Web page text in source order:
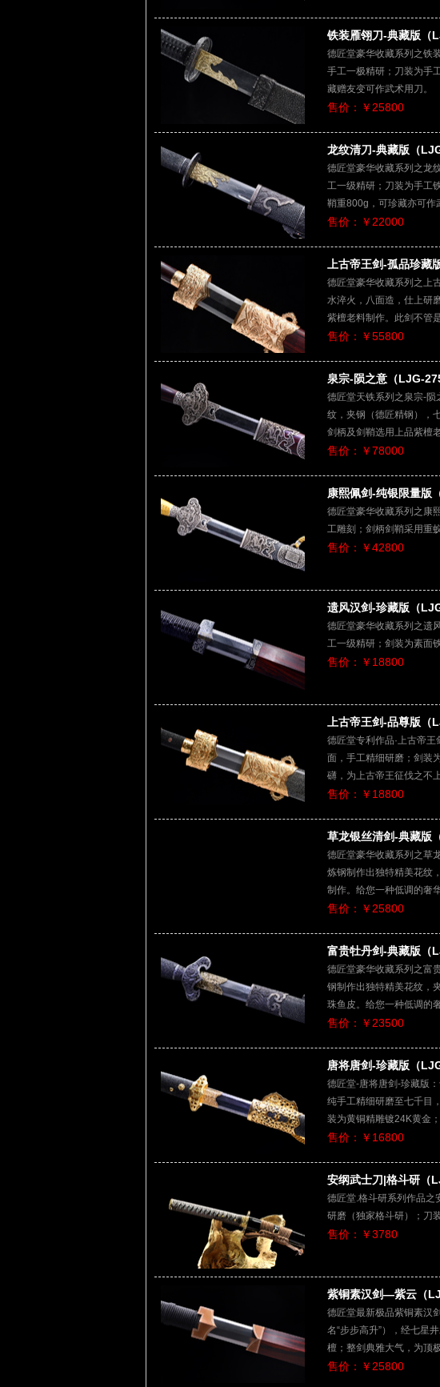
铁装雁翎刀-典藏版（
德匠堂豪华收藏系列之铁
手工一极精研；刀装为手
藏赠友变可作武术用刀。
售价：￥25800
龙纹清刀-典藏版（
德匠堂豪华收藏系列之龙
工一级精研；刀装为手工
鞘重800g，可珍藏亦可作
售价：￥22000
上古帝王剑-孤品珍藏
德匠堂豪华收藏系列之上
水淬火，八面造，仕上研
紫檀老料制作。此剑不管
售价：￥55800
泉宗-陨之意（LJG-
德匠堂天铁系列之泉宗-
纹，夹钢（德匠精钢），
剑柄及剑鞘选用上品紫檀
售价：￥78000
康熙佩剑-纯银限量版
德匠堂豪华收藏系列之康
工雕刻；剑柄剑鞘采用重
售价：￥42800
遗风汉剑-珍藏版（
德匠堂豪华收藏系列之遗
工一级精研；剑装为素面
售价：￥18800
上古帝王剑-品尊版（
德匠堂专利作品·上古帝
面，手工精细研磨；剑装
礴，为上古帝王征伐之不上
售价：￥18800
草龙银丝清剑-典藏版
德匠堂豪华收藏系列之草
炼钢制作出独特精美花纹
制作。给您一种低调的奢
售价：￥25800
富贵牡丹剑-典藏版（
德匠堂豪华收藏系列之富
钢制作出独特精美花纹，
珠鱼皮。给您一种低调的
售价：￥23500
唐将唐剑-珍藏版（
德匠堂-唐将唐剑-珍藏版
纯手工精细研磨至七千目
装为黄铜精雕镀24K黄金
售价：￥16800
安纲武士刀|格斗研（
德匠堂.格斗研系列作品之
研磨（独家格斗研）；刀
售价：￥3780
紫铜素汉剑—紫云（
德匠堂最新极品紫铜素汉
名“步步高升”），经七星
檀；整剑典雅大气，为顶
售价：￥25800